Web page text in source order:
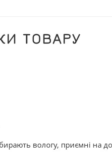
ТОВАРУ
вологу, приємні на